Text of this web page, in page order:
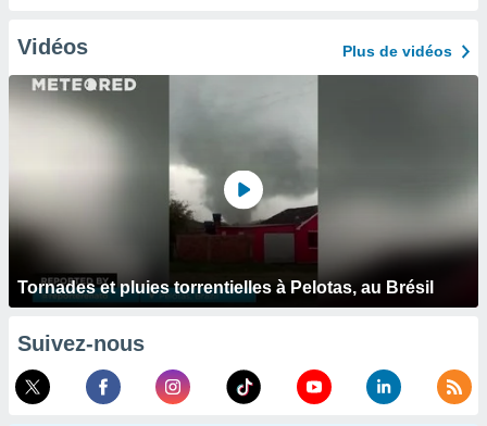
Vidéos Plus de vidéos
Tornades et pluies torrentielles à Pelotas, au Brésil
Suivez-nous